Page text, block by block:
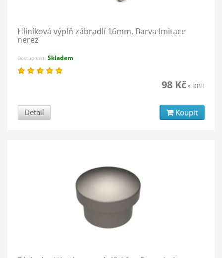
Hliníková výplň zábradlí 16mm, Barva Imitace
nerez
Dostupnost: Skladem
98 Kčs DPH
Detail Koupit